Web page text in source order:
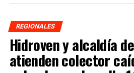
REGIONALES
Hidroven y alcaldía
atienden colector